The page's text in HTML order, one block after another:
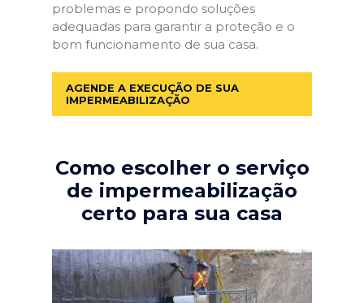
problemas e propondo soluções
adequadas para garantir a proteção e o
bom funcionamento de sua casa.
AGENDE A EXECUÇÃO DE SUA
IMPERMEABILIZAÇÃO
Como escolher o serviço
de impermeabilização
certo para sua casa